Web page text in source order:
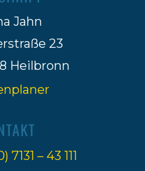
Jahn
23
Heilbronn
7131 – 43 111